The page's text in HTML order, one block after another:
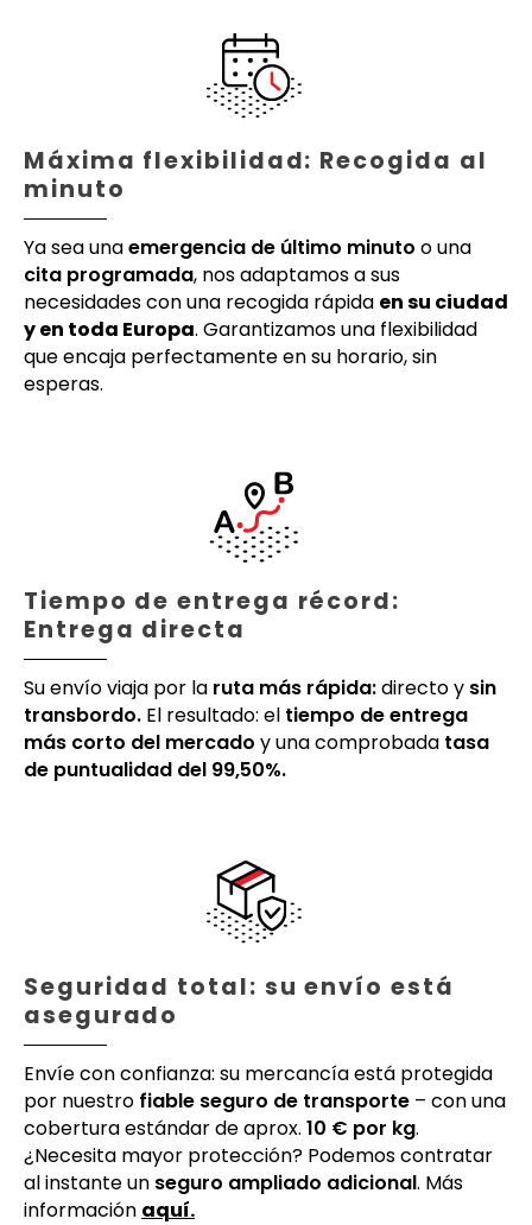
Máxima flexibilidad: Recogida al
minuto
Ya sea unaemergencia de último minuto o una
cita programada, nos adaptamos a sus
necesidades con una recogida rápida en su ciudad
y en toda Europa. Garantizamos una flexibilidad
que encaja perfectamente en su horario, sin
esperas.
Tiempo de entrega récord:
Entrega directa
Su envío viaja por la ruta más rápida:directo y sin
transbordo. El resultado: el tiempo de entrega
más corto del mercado y una comprobada tasa
de puntualidad del 99,50%.
Seguridad total: su envío está
asegurado
Envíe con confianza: su mercancía está protegida
por nuestro fiable seguro de transporte – con una
cobertura estándar de aprox. 10 € por kg.
¿Necesita mayor protección? Podemos contratar
al instante un seguro ampliado adicional. Más
información aquí.